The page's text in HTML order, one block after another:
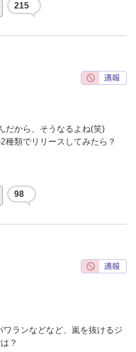
215
だから、そうなるよね(笑)
種類でリリースしてみたら？
98
ランなどなど、嵐を抜けるジ
？